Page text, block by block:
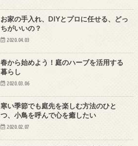
お家の手入れ、DIYとプロに任せる、どっ
ちがいいの？
2020.04.03
春から始めよう！庭のハーブを活用する
暮らし
2020.03.06
寒い季節でも庭先を楽しむ方法のひと
つ、小鳥を呼んで心を癒したい
2020.02.07